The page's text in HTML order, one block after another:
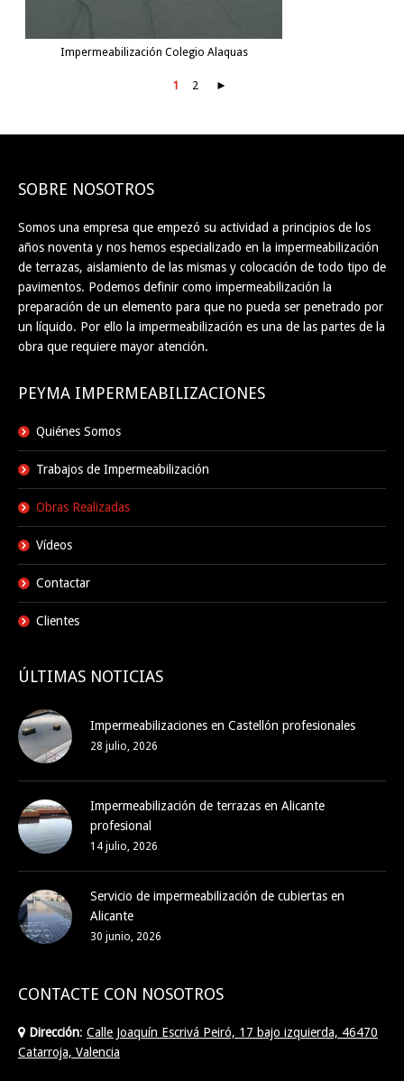
Impermeabilización Colegio Alaquas
1 2 ►
SOBRE NOSOTROS
Somos una empresa que empezó su actividad a principios de los
años noventa y nos hemos especializado en la impermeabilización
de terrazas, aislamiento de las mismas y colocación de todo tipo de
pavimentos. Podemos definir como impermeabilización la
preparación de un elemento para que no pueda ser penetrado por
un líquido. Por ello la impermeabilización es una de las partes de la
obra que requiere mayor atención.
PEYMA IMPERMEABILIZACIONES
Quiénes Somos
Trabajos de Impermeabilización
Obras Realizadas
Vídeos
Contactar
Clientes
ÚLTIMAS NOTICIAS
Impermeabilizaciones en Castellón profesionales
28 julio, 2026
Impermeabilización de terrazas en Alicante
profesional
14 julio, 2026
Servicio de impermeabilización de cubiertas en
Alicante
30 junio, 2026
CONTACTE CON NOSOTROS
Dirección: Calle Joaquín Escrivá Peiró, 17 bajo izquierda, 46470
Catarroja, Valencia